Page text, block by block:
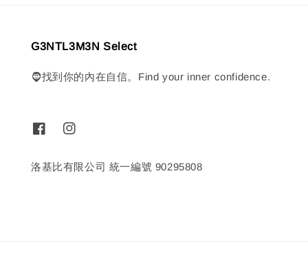
G3NTL3M3N Select
🧔找到你的內在自信。Find your inner confidence.
洛基比有限公司 統一編號 90295808